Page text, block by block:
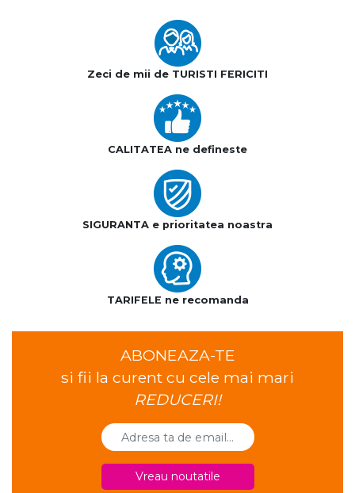
Zeci de mii de TURISTI FERICITI
CALITATEA ne defineste
SIGURANTA e prioritatea noastra
TARIFELE ne recomanda
ABONEAZA-TE
si fii la curent cu cele mai mari
REDUCERI!
Vreau noutatile